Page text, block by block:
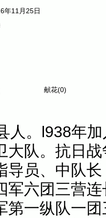
年11月25日
献花(0)
。l938年加
大队。抗日
导员、中队
军六团三营
第一纵队一